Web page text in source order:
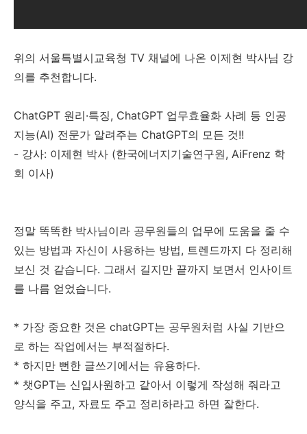
위의 서울특별시교육청 TV 채널에 나온 이제현 박사님 강
의를 추천합니다.
ChatGPT 원리·특징, ChatGPT 업무효율화 사례 등 인공
지능(AI) 전문가 알려주는 ChatGPT의 모든 것!!
- 강사: 이제현 박사 (한국에너지기술연구원, AiFrenz 학
회 이사)
정말 똑똑한 박사님이라 공무원들의 업무에 도움을 줄 수
있는 방법과 자신이 사용하는 방법, 트렌드까지 다 정리해
보신 것 같습니다. 그래서 길지만 끝까지 보면서 인사이트
를 나름 얻었습니다.
* 가장 중요한 것은 chatGPT는 공무원처럼 사실 기반으
로 하는 작업에서는 부적절하다.
* 하지만 뻔한 글쓰기에서는 유용하다.
* 챗GPT는 신입사원하고 같아서 이렇게 작성해 줘라고
양식을 주고, 자료도 주고 정리하라고 하면 잘한다.